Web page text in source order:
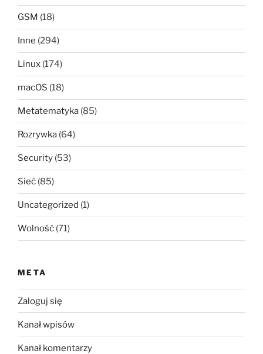
GSM (18)
Inne (294)
Linux (174)
macOS (18)
Metatematyka (85)
Rozrywka (64)
Security (53)
Sieć (85)
Uncategorized (1)
Wolność (71)
META
Zaloguj się
Kanał wpisów
Kanał komentarzy